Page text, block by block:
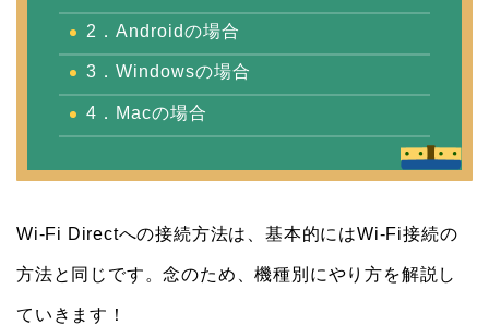
2．Androidの場合
3．Windowsの場合
4．Macの場合
Wi-Fi Directへの接続方法は、基本的にはWi-Fi接続の
方法と同じです。念のため、機種別にやり方を解説し
ていきます！